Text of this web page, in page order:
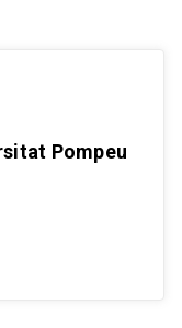
Pompeu